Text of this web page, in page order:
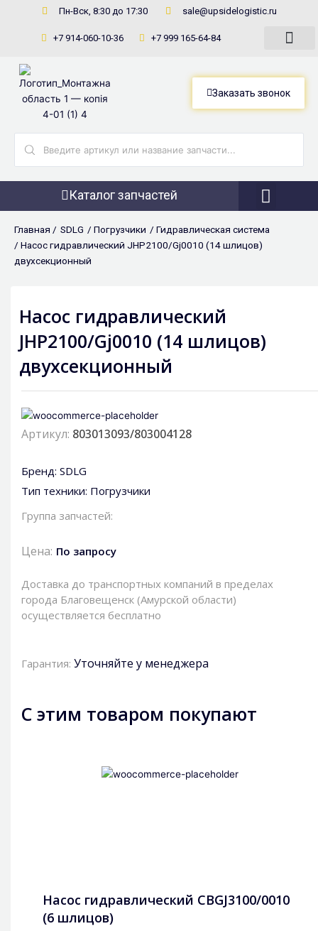
содержимому
Пн-Вск, 8:30 до 17:30 sale@upsidelogistic.ru
+7 914-060-10-36 +7 999 165-64-84
Заказать звонок
Каталог запчастей
Главная / SDLG / Погрузчики / Гидравлическая система
/ Насос гидравлический JHP2100/Gj0010 (14 шлицов)
двухсекционный
Насос гидравлический
JHP2100/Gj0010 (14 шлицов)
двухсекционный
Артикул: 803013093/803004128
Бренд: SDLG
Тип техники: Погрузчики
Группа запчастей:
Цена: По запросу
Доставка до транспортных компаний в пределах
города Благовещенск (Амурской области)
осуществляется бесплатно
Гарантия: Уточняйте у менеджера
С этим товаром покупают
Насос гидравлический CBGJ3100/0010
(6 шлицов)